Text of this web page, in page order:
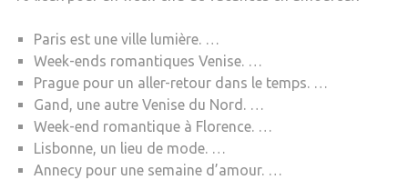
Paris est une ville lumière. …
Week-ends romantiques Venise. …
Prague pour un aller-retour dans le temps. …
Gand, une autre Venise du Nord. …
Week-end romantique à Florence. …
Lisbonne, un lieu de mode. …
Annecy pour une semaine d’amour. …